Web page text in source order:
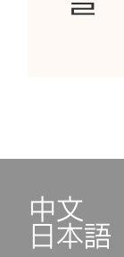
中文
日本語